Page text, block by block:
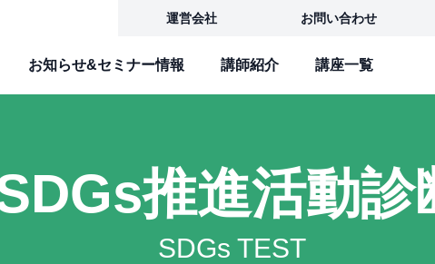
お知らせ&セミナー情報 講師紹介 講座一覧
運営会社 お問い合わせ
推進活動診
SDGs TEST